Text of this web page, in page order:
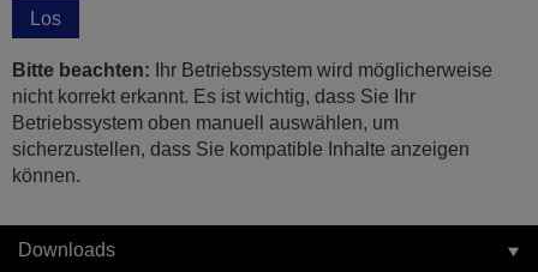
Los
Bitte beachten: Ihr Betriebssystem wird möglicherweise
nicht korrekt erkannt. Es ist wichtig, dass Sie Ihr
Betriebssystem oben manuell auswählen, um
sicherzustellen, dass Sie kompatible Inhalte anzeigen
können.
Downloads